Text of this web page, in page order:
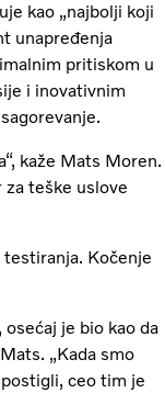
kao „najbolji koji
unapređenja
pritiskom u
i inovativnim
kaže Mats Moren.
teške uslove
Kočenje
je bio kao da
„Kada smo
ceo tim je